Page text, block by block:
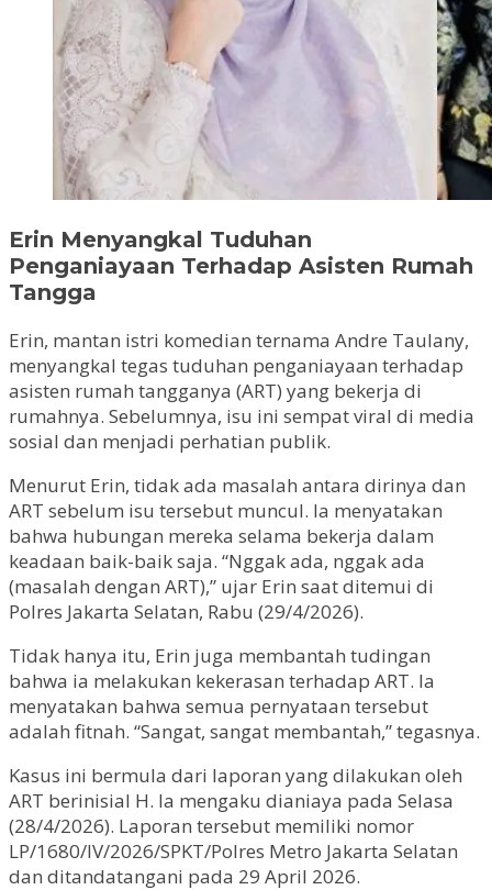
Erin Menyangkal Tuduhan
Penganiayaan Terhadap Asisten Rumah
Tangga
Erin, mantan istri komedian ternama Andre Taulany,
menyangkal tegas tuduhan penganiayaan terhadap
asisten rumah tangganya (ART) yang bekerja di
rumahnya. Sebelumnya, isu ini sempat viral di media
sosial dan menjadi perhatian publik.
Menurut Erin, tidak ada masalah antara dirinya dan
ART sebelum isu tersebut muncul. Ia menyatakan
bahwa hubungan mereka selama bekerja dalam
keadaan baik-baik saja. “Nggak ada, nggak ada
(masalah dengan ART),” ujar Erin saat ditemui di
Polres Jakarta Selatan, Rabu (29/4/2026).
Tidak hanya itu, Erin juga membantah tudingan
bahwa ia melakukan kekerasan terhadap ART. Ia
menyatakan bahwa semua pernyataan tersebut
adalah fitnah. “Sangat, sangat membantah,” tegasnya.
Kasus ini bermula dari laporan yang dilakukan oleh
ART berinisial H. Ia mengaku dianiaya pada Selasa
(28/4/2026). Laporan tersebut memiliki nomor
LP/1680/IV/2026/SPKT/Polres Metro Jakarta Selatan
dan ditandatangani pada 29 April 2026.